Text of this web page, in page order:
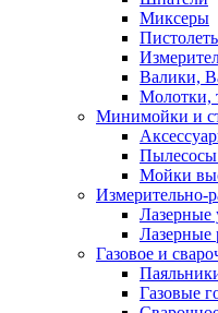
Миксеры
Валики,
Молотки,
Минимойки и
Пылесосы
Мойки
Измерительно-
Лазерные
Лазерные
Газовое и
Газовые